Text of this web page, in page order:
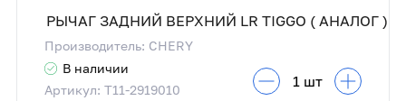
РЫЧАГ ЗАДНИЙ ВЕРХНИЙ LR TIGGO ( АНАЛОГ )
Производитель: CHERY
В наличии
Артикул: T11-2919010